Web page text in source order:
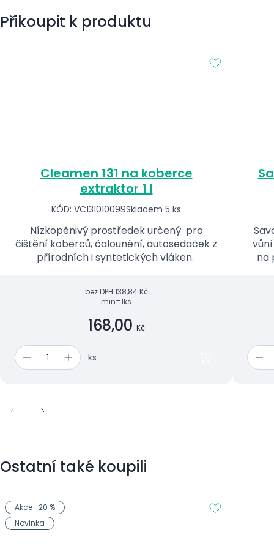
Přikoupit k produktu
Cleamen 131 na koberce
extraktor 1 l
KÓD: VC131010099Skladem 5 ks
Nízkopěnivý prostředek určený pro
čištění koberců, čalounění, autosedaček z
přírodních i syntetických vláken.
bez DPH 138,84 Kč
min=1ks
168,00 Kč
ks
na
Ostatní také koupili
Akce -20 %
Novinka